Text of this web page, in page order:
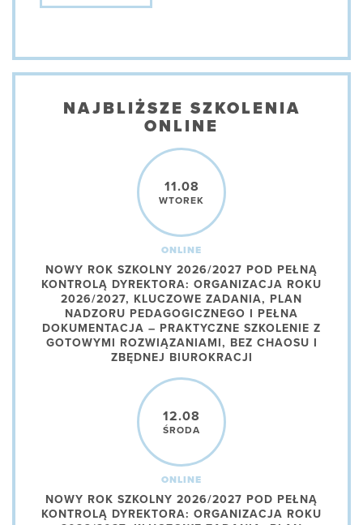
NAJBLIŻSZE SZKOLENIA
ONLINE
11.08
WTOREK
ONLINE
NOWY ROK SZKOLNY 2026/2027 POD PEŁNĄ
KONTROLĄ DYREKTORA: ORGANIZACJA ROKU
2026/2027, KLUCZOWE ZADANIA, PLAN
NADZORU PEDAGOGICZNEGO I PEŁNA
DOKUMENTACJA – PRAKTYCZNE SZKOLENIE Z
GOTOWYMI ROZWIĄZANIAMI, BEZ CHAOSU I
ZBĘDNEJ BIUROKRACJI
12.08
ŚRODA
ONLINE
NOWY ROK SZKOLNY 2026/2027 POD PEŁNĄ
KONTROLĄ DYREKTORA: ORGANIZACJA ROKU